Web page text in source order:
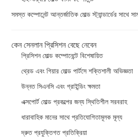
সমস্ত কম্পোনেন্ট আন্তর্জাতিক মোল্ড স্ট্যান্ডার্ডের সাথে
কেন সেনলান প্রিসিশন বেছে নেবেন
প্রিসিশন মোল্ড কম্পোনেন্টে বিশেষায়িত
থ্রেড এবং গিয়ার মোল্ড পার্টসে শক্তিশালী অভিজ্ঞতা
উন্নত সিএনসি এবং গ্রাইন্ডিং ক্ষমতা
এক্সপোর্ট মোল্ড প্রকল্পের জন্য স্থিতিশীল সরবরাহ
ধারাবাহিক মানের সাথে প্রতিযোগিতামূলক মূল্য
দ্রুত প্রযুক্তিগত প্রতিক্রিয়া